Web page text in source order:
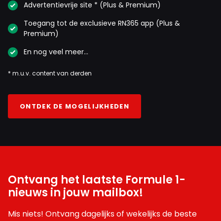
2 november 2025 18:43
Juist. En hij weet exact op welke auto's/coureurs hij
tijdens de race moet verdedigen. Nutteloze gevechten
dan vol in.
Jan van Dijk
2 november 2025 19:04
Ik had respect voor JPM als coureur maar als hij zijn
meer schenken .
Closecall
3 november 2025 11:19
2021 vergeten. Toen vocht Max tegen een 7voudig
Advertentievrije site * (Plus & Premium)
Toegang tot de exclusieve RN365 app (Plus &
Premium)
En nog veel meer…
* m.u.v. content van derden
ONTDEK DE MOGELIJKHEDEN
Ontvang het laatste Formule 1-
nieuws in jouw mailbox!
Mis niets! Ontvang dagelijks of wekelijks de beste